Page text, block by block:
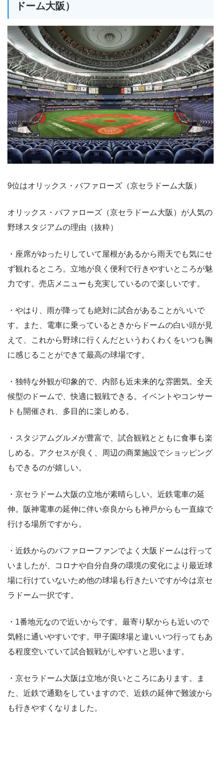
ドーム大阪）
9位はオリックス・バファローズ（京セラドーム大阪）
オリックス・バファローズ（京セラドーム大阪）が人気の
野球スタジアムの理由（抜粋）
・座席がゆったりしていて屋根があるから雨天でも気にせ
ず観れるところ。立地が良く便利で行きやすいところが魅
力です。売店メニューも充実しているので楽しいです。
・やはり、雨が降っても絶対に試合があることがいいで
す。また、電車に乗っているときからドームの白い頭が見
えて、これから野球に行くんだというわくわくをいつも胸
に感じることができて最高の球場です。
・独特な外観が印象的で、内部も近未来的な雰囲気。全天
候型のドームで、快適に観戦できる。イベントやコンサー
トも開催され、多目的に楽しめる。
・スタジアムグルメが豊富で、試合観戦とともに食事も楽
しめる。アクセスが良く、周辺の商業施設でショッピング
もできるのが嬉しい。
・京セラドーム大阪の立地が素晴らしい。近鉄電車の延
伸。阪神電車の延伸に伴い奈良からも神戸からも一直線で
行ける場所ですから。
・近鉄からのバファローファンでよく大阪ドームは行って
いましたが、コロナや自分自身の環境の変化により最近球
場に行けていないため他の球場も行きたいですが今は京セ
ラドーム一択です。
・1番地元なので近いからです。最寄り駅からも近いので
気軽に通いやすいです。甲子園球場と違いいつ行ってもあ
る程度空いていて試合観戦がしやすいと思います。
・京セラドーム大阪は立地が良いところにあります。ま
た、近鉄で通勤をしていますので、近鉄の延伸で難波から
も行きやすくなりました。